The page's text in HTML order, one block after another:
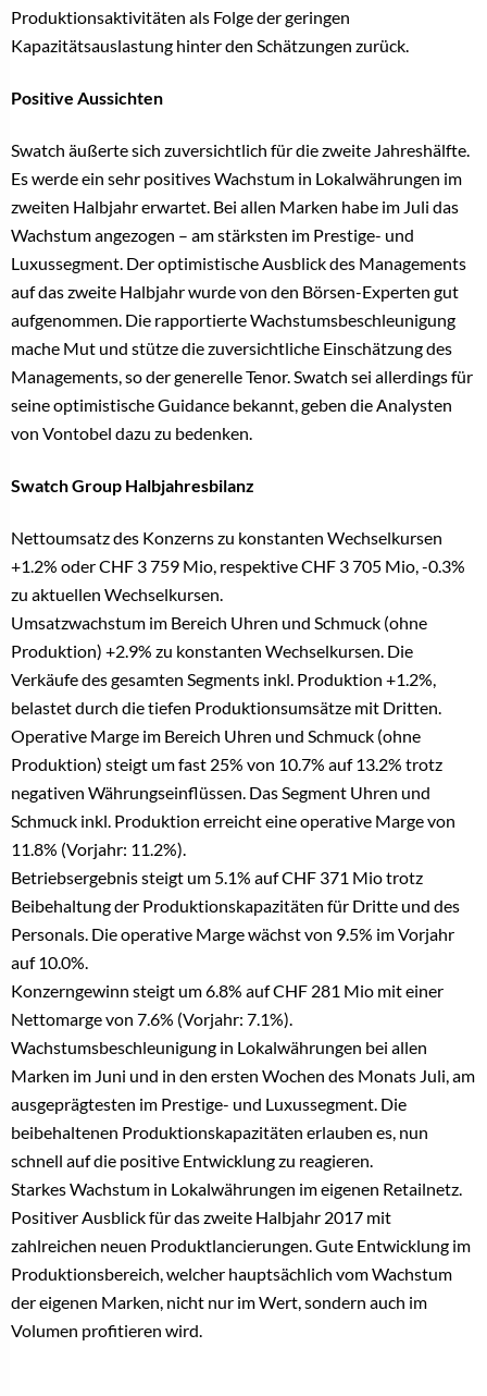
Produktionsaktivitäten als Folge der geringen
Kapazitätsauslastung hinter den Schätzungen zurück.
Positive Aussichten
Swatch äußerte sich zuversichtlich für die zweite Jahreshälfte.
Es werde ein sehr positives Wachstum in Lokalwährungen im
zweiten Halbjahr erwartet. Bei allen Marken habe im Juli das
Wachstum angezogen – am stärksten im Prestige- und
Luxussegment. Der optimistische Ausblick des Managements
auf das zweite Halbjahr wurde von den Börsen-Experten gut
aufgenommen. Die rapportierte Wachstumsbeschleunigung
mache Mut und stütze die zuversichtliche Einschätzung des
Managements, so der generelle Tenor. Swatch sei allerdings für
seine optimistische Guidance bekannt, geben die Analysten
von Vontobel dazu zu bedenken.
Swatch Group Halbjahresbilanz
Nettoumsatz des Konzerns zu konstanten Wechselkursen
+1.2% oder CHF 3 759 Mio, respektive CHF 3 705 Mio, -0.3%
zu aktuellen Wechselkursen.
Umsatzwachstum im Bereich Uhren und Schmuck (ohne
Produktion) +2.9% zu konstanten Wechselkursen. Die
Verkäufe des gesamten Segments inkl. Produktion +1.2%,
belastet durch die tiefen Produktionsumsätze mit Dritten.
Operative Marge im Bereich Uhren und Schmuck (ohne
Produktion) steigt um fast 25% von 10.7% auf 13.2% trotz
negativen Währungseinflüssen. Das Segment Uhren und
Schmuck inkl. Produktion erreicht eine operative Marge von
11.8% (Vorjahr: 11.2%).
Betriebsergebnis steigt um 5.1% auf CHF 371 Mio trotz
Beibehaltung der Produktionskapazitäten für Dritte und des
Personals. Die operative Marge wächst von 9.5% im Vorjahr
auf 10.0%.
Konzerngewinn steigt um 6.8% auf CHF 281 Mio mit einer
Nettomarge von 7.6% (Vorjahr: 7.1%).
Wachstumsbeschleunigung in Lokalwährungen bei allen
Marken im Juni und in den ersten Wochen des Monats Juli, am
ausgeprägtesten im Prestige- und Luxussegment. Die
beibehaltenen Produktionskapazitäten erlauben es, nun
schnell auf die positive Entwicklung zu reagieren.
Starkes Wachstum in Lokalwährungen im eigenen Retailnetz.
Positiver Ausblick für das zweite Halbjahr 2017 mit
zahlreichen neuen Produktlancierungen. Gute Entwicklung im
Produktionsbereich, welcher hauptsächlich vom Wachstum
der eigenen Marken, nicht nur im Wert, sondern auch im
Volumen profitieren wird.